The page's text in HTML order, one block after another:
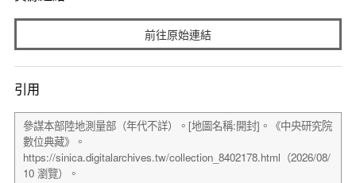
前往原始連結
引用